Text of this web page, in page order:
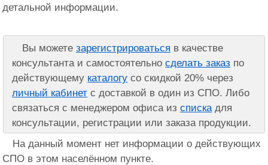
детальной информации.
Вы можетезарегистрироваться в качестве
консультанта и самостоятельносделать заказ по
действующему каталогу со скидкой 20% через
личный кабинет с доставкой в один из СПО. Либо
связаться с менеджером офиса изспискадля
консультации, регистрации или заказа продукции.
На данный момент нет информации о действующих
СПО в этом населённом пункте.